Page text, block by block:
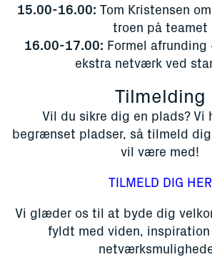
15.00-16.00: Tom Kristensen
troen på teamet
16.00-17.00: Formel
ekstra netværk ved
Tilmelding
Vil du sikre dig en plads? Vi
begrænset pladser, så tilmeld
vil være med!
TILMELD DIG HER
Vi glæder os til at byde dig
fyldt med viden,